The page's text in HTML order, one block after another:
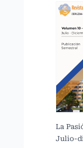
La
Julio-